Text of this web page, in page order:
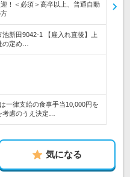
！＜必須＞高卒以上、普通自動
新田9042-1 【雇入れ直後】上
の定め…
一律支給の食事手当10,000円を
慮のうえ決定…
気になる